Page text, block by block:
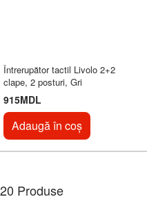
Întrerupător tactil Livolo 2+2
clape, 2 posturi, Gri
915MDL
Adaugă în coș
Produse